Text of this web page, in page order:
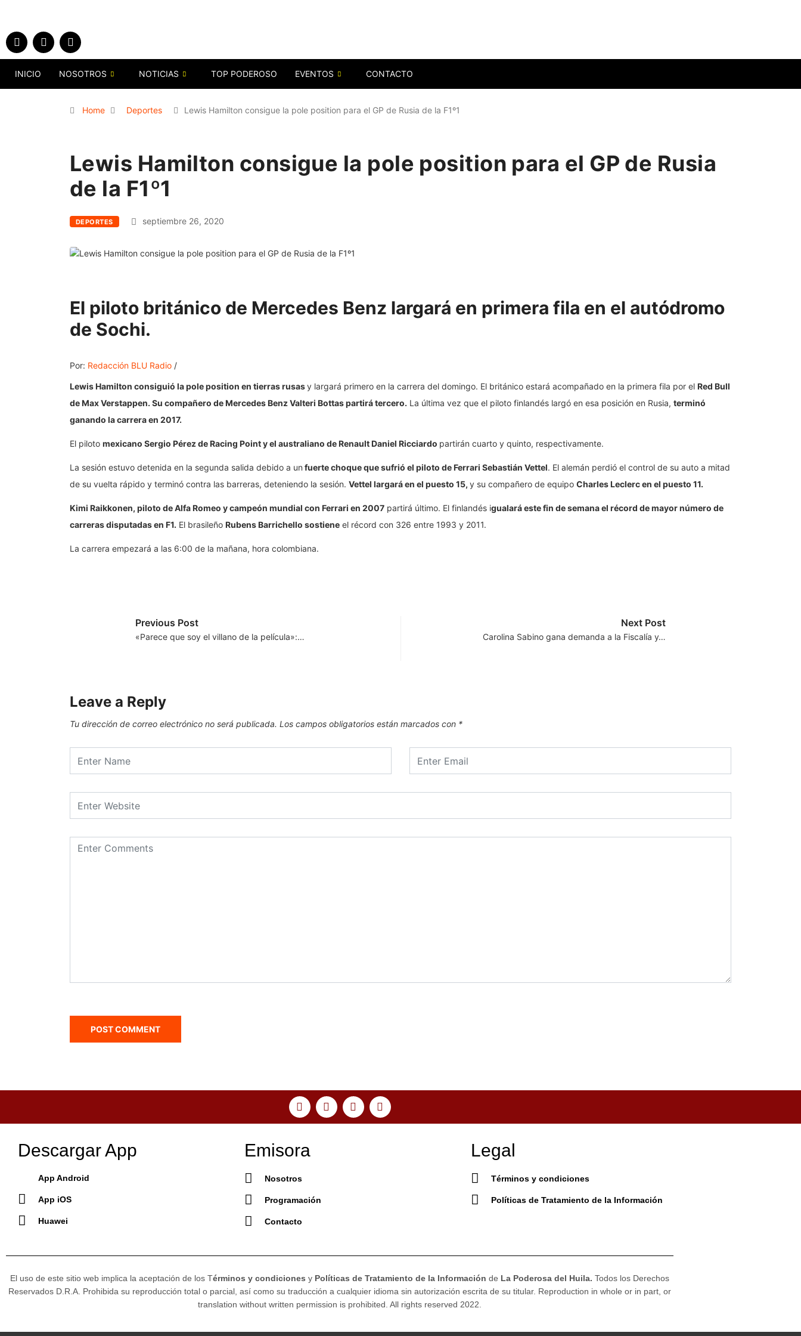
INICIO NOSOTROS NOTICIAS TOP PODEROSO EVENTOS CONTACTO
Home Deportes Lewis Hamilton consigue la pole position para el GP de Rusia de la F1º1
Lewis Hamilton consigue la pole position para el GP de Rusia
de la F1º1
DEPORTES septiembre 26, 2020
El piloto británico de Mercedes Benz largará en primera fila en el autódromo
de Sochi.
Por: Redacción BLU Radio /
Lewis Hamilton consiguió la pole position en tierras rusasy largará primero en la carrera del domingo. El británico estará acompañado en la primera fila por el Red Bull
de Max Verstappen. Su compañero de Mercedes Benz Valteri Bottas partirá tercero. La última vez que el piloto finlandés largó en esa posición en Rusia, terminó
ganando la carrera en 2017.
El piloto mexicano Sergio Pérez de Racing Point y el australiano de Renault Daniel Ricciardo partirán cuarto y quinto, respectivamente.
La sesión estuvo detenida en la segunda salida debido a un fuerte choque que sufrió el piloto de Ferrari Sebastián Vettel. El alemán perdió el control de su auto a mitad
de su vuelta rápido y terminó contra las barreras, deteniendo la sesión. Vettel largará en el puesto 15, y su compañero de equipo Charles Leclerc en el puesto 11.
Kimi Raikkonen, piloto de Alfa Romeo y campeón mundial con Ferrari en 2007 partirá último. El finlandés igualará este fin de semana el récord de mayor número de
carreras disputadas en F1. El brasileño Rubens Barrichello sostiene el récord con 326 entre 1993 y 2011.
La carrera empezará a las 6:00 de la mañana, hora colombiana.
Previous Post
«Parece que soy el villano de la película»:…
Next Post
Carolina Sabino gana demanda a la Fiscalía y…
Leave a Reply
Tu dirección de correo electrónico no será publicada. Los campos obligatorios están marcados con *
Descargar App
App Android
App iOS
Huawei
Emisora
Nosotros
Programación
Contacto
Legal
Términos y condiciones
Políticas de Tratamiento de la Información
El uso de este sitio web implica la aceptación de los Términos y condiciones y Políticas de Tratamiento de la Información de La Poderosa del Huila. Todos los Derechos
Reservados D.R.A. Prohibida su reproducción total o parcial, así como su traducción a cualquier idioma sin autorización escrita de su titular. Reproduction in whole or in part, or
translation without written permission is prohibited. All rights reserved 2022.